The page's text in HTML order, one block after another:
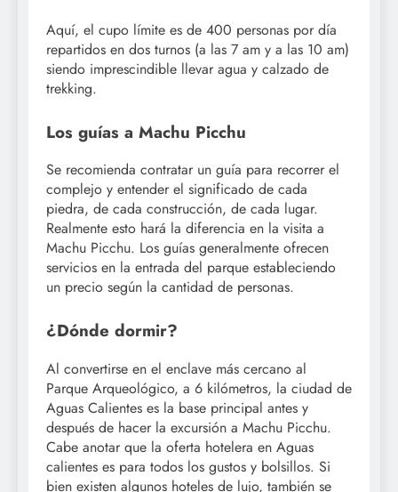
Aquí, el cupo límite es de 400 personas por día
repartidos en dos turnos (a las 7 am y a las 10 am)
siendo imprescindible llevar agua y calzado de
trekking.
Los guías a Machu Picchu
Se recomienda contratar un guía para recorrer el
complejo y entender el significado de cada
piedra, de cada construcción, de cada lugar.
Realmente esto hará la diferencia en la visita a
Machu Picchu. Los guías generalmente ofrecen
servicios en la entrada del parque estableciendo
un precio según la cantidad de personas.
¿Dónde dormir?
Al convertirse en el enclave más cercano al
Parque Arqueológico, a 6 kilómetros, la ciudad de
Aguas Calientes es la base principal antes y
después de hacer la excursión a Machu Picchu.
Cabe anotar que la oferta hotelera en Aguas
calientes es para todos los gustos y bolsillos. Si
bien existen algunos hoteles de lujo, también se